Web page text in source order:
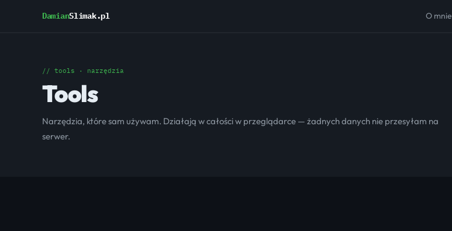
DamianSlimak.pl O mnie
// tools · narzędzia
Tools
Narzędzia, które sam używam. Działają w całości w przeglądarce — żadnych danych nie przesyłam na
serwer.